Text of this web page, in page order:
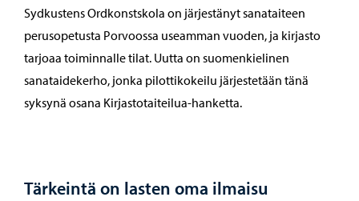
Sydkustens Ordkonstskola on järjestänyt sanataiteen
perusopetusta Porvoossa useamman vuoden, ja kirjasto
tarjoaa toiminnalle tilat. Uutta on suomenkielinen
sanataidekerho, jonka pilottikokeilu järjestetään tänä
syksynä osana Kirjastotaiteilua-hanketta.
Tärkeintä on lasten oma ilmaisu